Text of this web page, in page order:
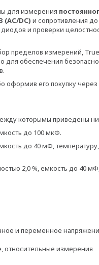
для измерения
(AC/DC) и сопротивления до
и проверки
пределов измерений,
для обеспечения
оформив его покупку
которымы приведены
до 100 мкФ.
до 40 мФ,
2,0 %, емкость до 40
и переменное
относительные измерения